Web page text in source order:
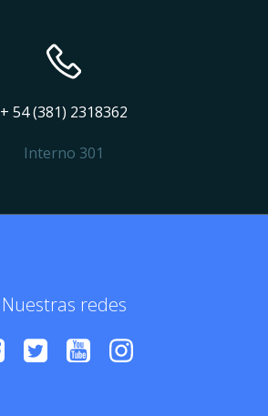
+ 54 (381) 2318362
Interno 301
Nuestras redes